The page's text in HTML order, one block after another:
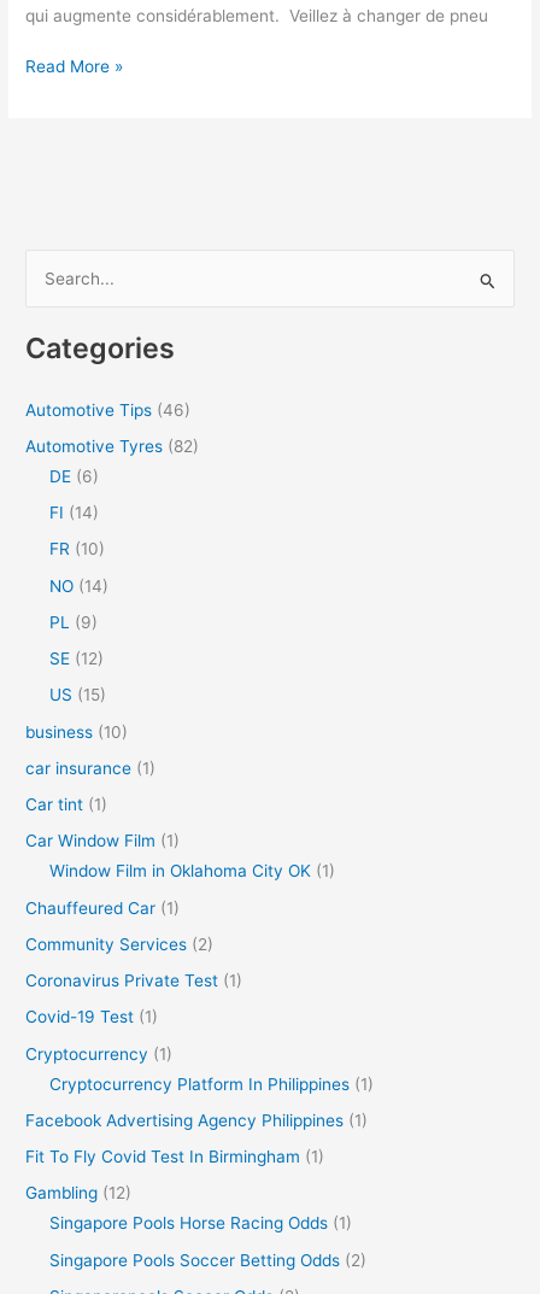
qui augmente considérablement. Veillez à changer de pneu
À
leurs
vitales
?
Read More »
r
Categories
Automotive Tips (46)
Automotive Tyres (82)
DE (6)
FI (14)
FR (10)
NO (14)
PL
(9)
SE (12)
US (15)
business (10)
car insurance (1)
Car tint (1)
Car Window Film (1)
Window Film in Oklahoma City OK (1)
Chauffeured Car (1)
Community Services (2)
Coronavirus Private Test (1)
Covid-19 Test (1)
Cryptocurrency (1)
Cryptocurrency Platform In Philippines (1)
Facebook Advertising Agency Philippines (1)
Fit To Fly Covid Test In Birmingham (1)
Gambling (12)
Singapore Pools Horse Racing Odds (1)
Singapore Pools Soccer Betting Odds (2)